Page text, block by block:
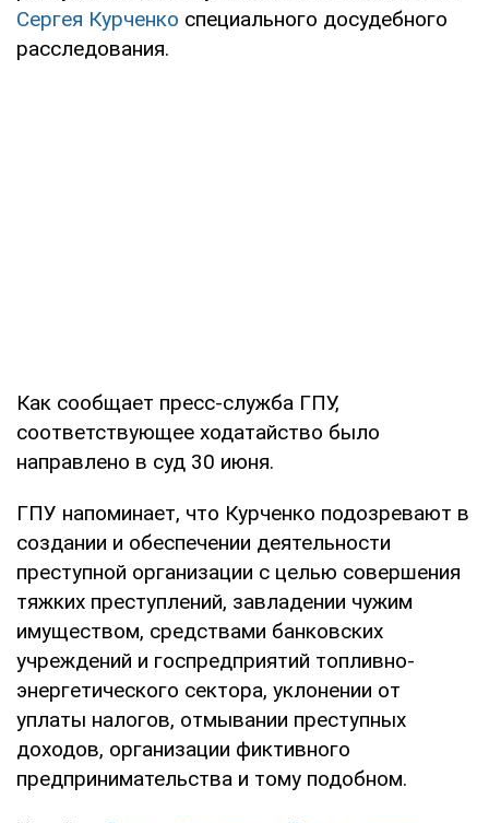
Сергея Курченко специального досудебного
расследования.
Как сообщает пресс-служба ГПУ,
соответствующее ходатайство было
направлено в суд 30 июня.
ГПУ напоминает, что Курченко подозревают в
создании и обеспечении деятельности
преступной организации с целью совершения
тяжких преступлений, завладении чужим
имуществом, средствами банковских
учреждений и госпредприятий топливно-
энергетического сектора, уклонении от
уплаты налогов, отмывании преступных
доходов, организации фиктивного
предпринимательства и тому подобном.